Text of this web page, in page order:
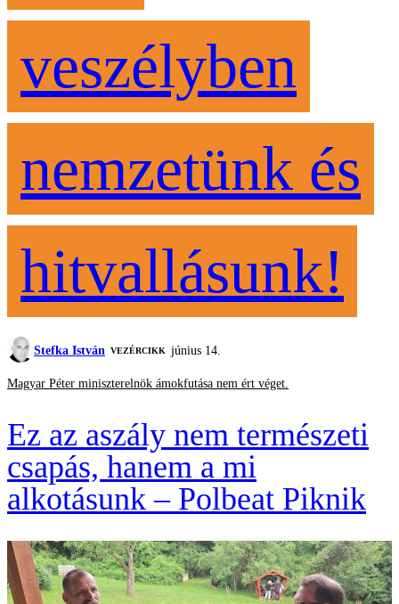
veszélyben
nemzetünk és
hitvallásunk!
Stefka István VEZÉRCIKK június 14.
Magyar Péter miniszterelnök ámokfutása nem ért véget.
Ez az aszály nem természeti
csapás, hanem a mi
alkotásunk – Polbeat Piknik